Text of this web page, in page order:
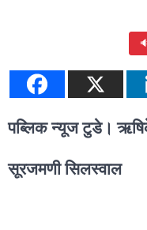
पब्लिक न्यूज टुडे।
सूरजमणी सिलस्वाल